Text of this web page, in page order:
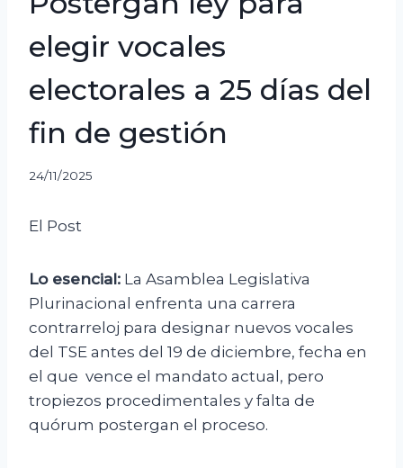
elegir vocales
electorales a 25 días del
fin de gestión
24/11/2025
El Post
Lo esencial: La Asamblea Legislativa
Plurinacional enfrenta una carrera
contrarreloj para designar nuevos vocales
del TSE antes del 19 de diciembre, fecha en
el que vence el mandato actual, pero
tropiezos procedimentales y falta de
quórum postergan el proceso.